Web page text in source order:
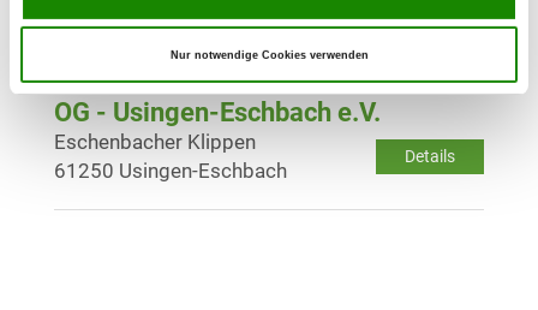
Nur notwendige Cookies verwenden
Details
61250 Usingen
OG - Usingen-Eschbach e.V.
Details
Eschenbacher Klippen
61250 Usingen-Eschbach